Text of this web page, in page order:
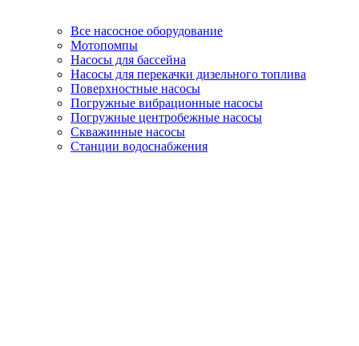
Все насосное оборудование
Мотопомпы
Насосы для бассейна
Насосы для перекачки дизельного топлива
Поверхностные насосы
Погружные вибрационные насосы
Погружные центробежные насосы
Скважинные насосы
Станции водоснабжения